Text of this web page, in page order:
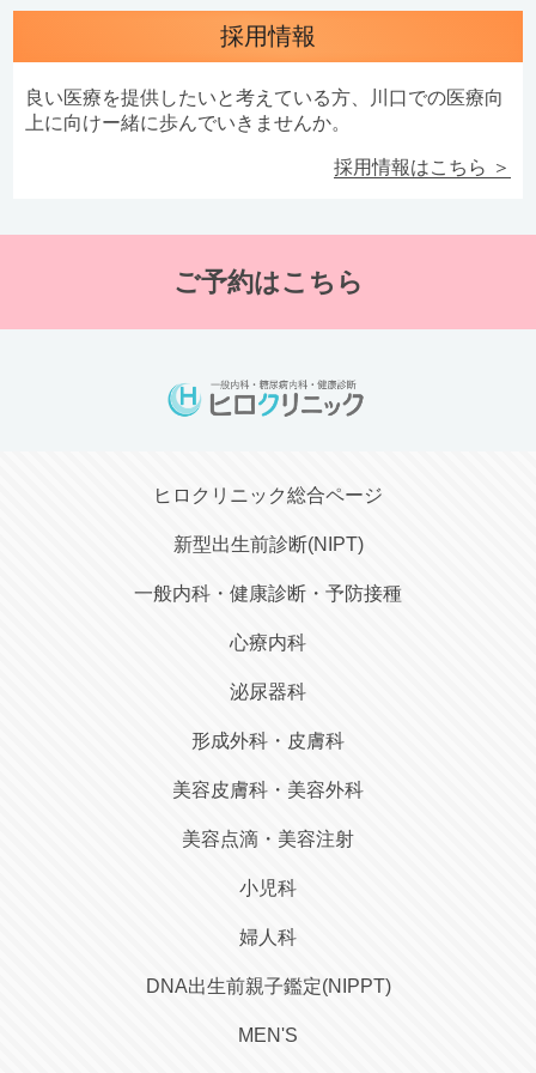
採用情報
良い医療を提供したいと考えている方、川口での医療向
上に向けー緒に歩んでいきませんか。
採用情報はこちら ＞
ご予約はこちら
ヒロクリニック総合ページ
新型出生前診断(NIPT)
一般内科・健康診断・予防接種
心療内科
泌尿器科
形成外科・皮膚科
美容皮膚科・美容外科
美容点滴・美容注射
小児科
婦人科
DNA出生前親子鑑定(NIPPT)
MEN'S